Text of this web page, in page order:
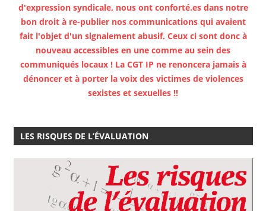
d'expression syndicale, nous ont conforté.es dans notre
bon droit à re-publier nos communications qui avaient
fait l'objet d'un signalement abusif. Ceux ci sont donc à
nouveau accessibles en une comme au sein des
communiqués locaux ! La CGT IP ne renoncera jamais à
dénoncer et à porter la voix des victimes de violences
sexistes et sexuelles !!
LES RISQUES DE L’ÉVALUATION